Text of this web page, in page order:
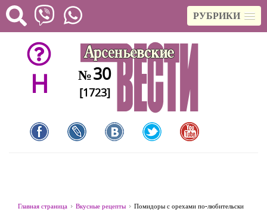
РУБРИКИ
H №30
[1723]
Главная страница Вкусные рецепты Помидоры с орехами по-любительски